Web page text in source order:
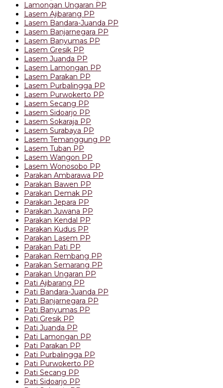
Lamongan Ungaran PP
Lasem Ajibarang PP
Lasem Bandara-Juanda PP
Lasem Banjarnegara PP
Lasem Banyumas PP
Lasem Gresik PP
Lasem Juanda PP
Lasem Lamongan PP
Lasem Parakan PP
Lasem Purbalingga PP
Lasem Purwokerto PP
Lasem Secang PP
Lasem Sidoarjo PP
Lasem Sokaraja PP
Lasem Surabaya PP
Lasem Temanggung PP
Lasem Tuban PP
Lasem Wangon PP
Lasem Wonosobo PP
Parakan Ambarawa PP
Parakan Bawen PP
Parakan Demak PP
Parakan Jepara PP
Parakan Juwana PP
Parakan Kendal PP
Parakan Kudus PP
Parakan Lasem PP
Parakan Pati PP
Parakan Rembang PP
Parakan Semarang PP
Parakan Ungaran PP
Pati Ajibarang PP
Pati Bandara-Juanda PP
Pati Banjarnegara PP
Pati Banyumas PP
Pati Gresik PP
Pati Juanda PP
Pati Lamongan PP
Pati Parakan PP
Pati Purbalingga PP
Pati Purwokerto PP
Pati Secang PP
Pati Sidoarjo PP